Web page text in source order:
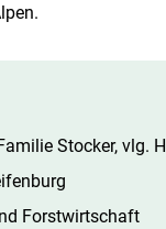
Stocker, vlg.
Forstwirtschaft